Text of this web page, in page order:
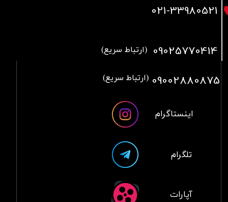
021-33980521
09025770414 (ارتباط سریع)
09002880875 (ارتباط سریع)
آپارات
تلگرام
اینستاگرام